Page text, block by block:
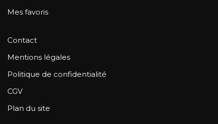
Mes favoris
Contact
Mentions légales
Politique de confidentialité
CGV
Plan du site